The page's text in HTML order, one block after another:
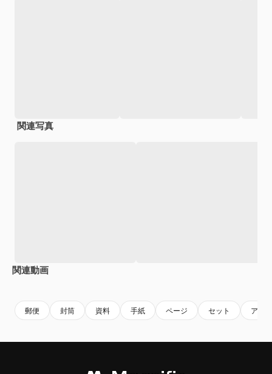
関連写真
関連動画
郵便 封筒 資料 手紙 ページ セット アイ